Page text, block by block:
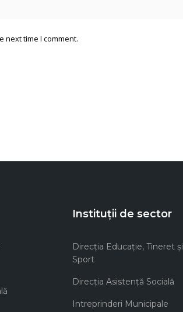
next time I comment.
Instituții de sector
Direcţia Educaţie, Tineret şi
Sport
Direcţia Asistenţă Socială
Intreprinderi Municipale